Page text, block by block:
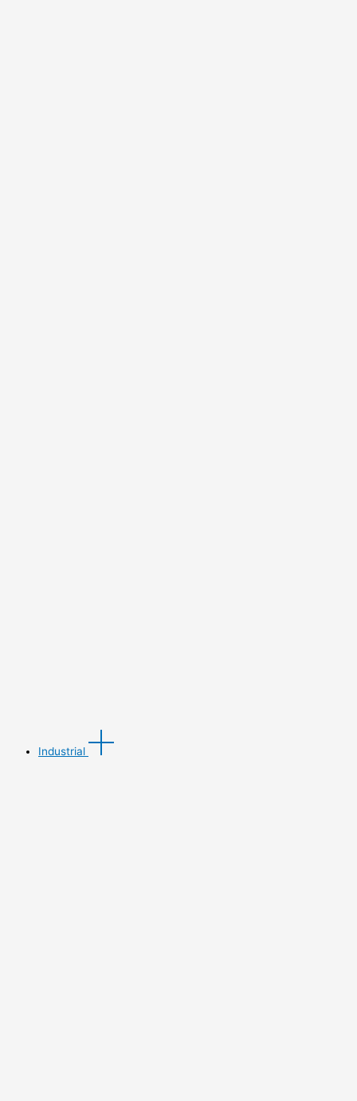
Industrial